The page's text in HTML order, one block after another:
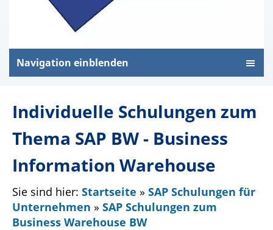
Navigation einblenden
Individuelle Schulungen zum
Thema SAP BW - Business
Information Warehouse
Sie sind hier: Startseite » SAP Schulungen für
Unternehmen » SAP Schulungen zum
Business Warehouse BW